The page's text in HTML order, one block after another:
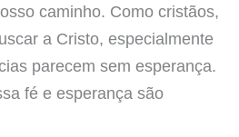
caminho. Como cristãos,
a Cristo, especialmente
parecem sem esperança.
fé e esperança são